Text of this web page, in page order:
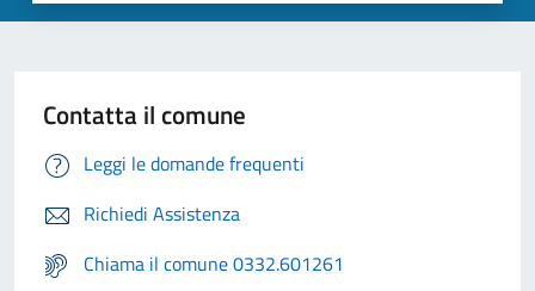
Contatta il comune
Leggi le domande frequenti
Richiedi Assistenza
Chiama il comune 0332.601261